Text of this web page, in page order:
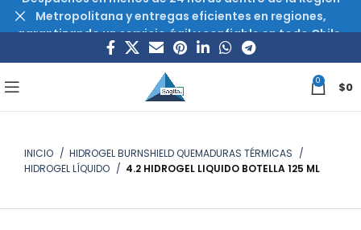
0 $0
INICIO
HIDROGEL BURNSHIELD QUEMADURAS TÉRMICAS
HIDROGEL LÍQUIDO
4.2 HIDROGEL LIQUIDO BOTELLA 125 ML
Metropolitana y entregas eficientes en regiones,
garantizando un servicio ágil y confiable en todo Chile.